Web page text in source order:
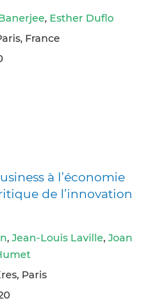
, Esther Duflo
France
à l’économie
de l’innovation
, Jean-Louis Laville, Joan
Paris